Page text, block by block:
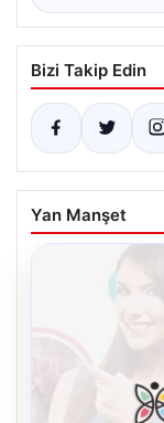
Bizi Takip Edin
Yan Manşet